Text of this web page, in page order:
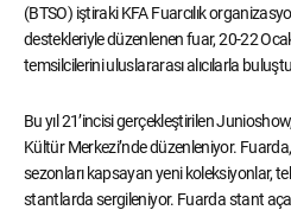
(BTSO) iştiraki KFA Fuarcılık
destekleriyle düzenlenen fuar, 20-22
temsilcilerini uluslararası alıcılarla
Bu yıl 21’incisi gerçekleştirilen
Kültür Merkezi’nde düzenleniyor.
sezonları kapsayan yeni koleksiyonlar,
stantlarda sergileniyor. Fuarda stant